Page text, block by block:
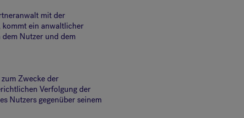
mit der
kommt ein anwaltlicher
Nutzer und dem
Zwecke der
Verfolgung der
Nutzers gegenüber seinem